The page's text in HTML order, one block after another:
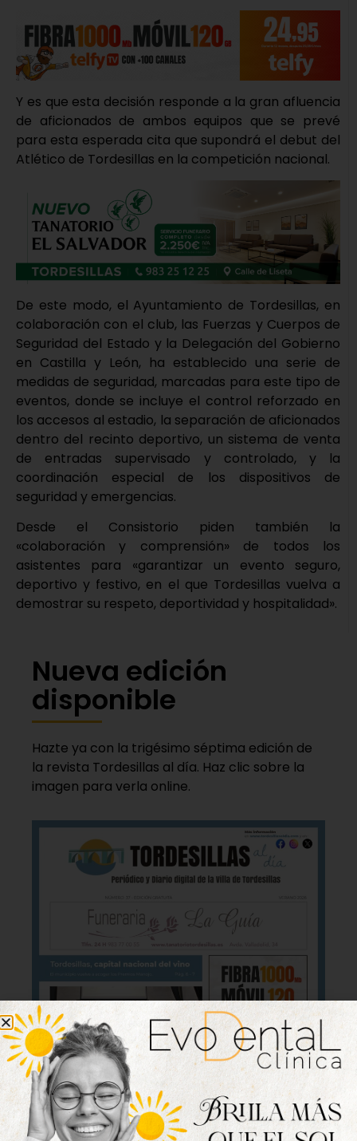
Y es que esta decisión responde a la gran afluencia
de aficionados de ambos equipos que se prevé
para esta esperada cita que supondrá el debut del
Atlético de Tordesillas en la competición nacional.
De este modo, el Ayuntamiento de Tordesillas, en
colaboración con el club, las Fuerzas y Cuerpos de
Seguridad del Estado y la Delegación del Gobierno
en Castilla y León, ha establecido una serie de
medidas de seguridad, marcadas para este tipo de
eventos, donde se incluye el control reforzado en
los accesos al estadio, la separación de aficionados
dentro del recinto deportivo, un sistema de venta
de entradas supervisado y controlado, y la
coordinación especial de los dispositivos de
seguridad y emergencias.
Desde el Consistorio piden también la
«colaboración y comprensión» de todos los
asistentes para «garantizar un evento seguro,
deportivo y festivo, en el que Tordesillas vuelva a
demostrar su respeto, deportividad y hospitalidad».
Nueva edición
disponible
Hazte ya con la trigésimo séptima edición de
la revista Tordesillas al día. Haz clic sobre la
imagen para verla online.